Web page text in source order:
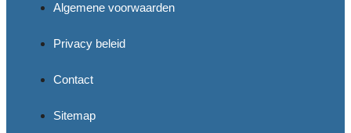
Algemene voorwaarden
Privacy beleid
Contact
Sitemap